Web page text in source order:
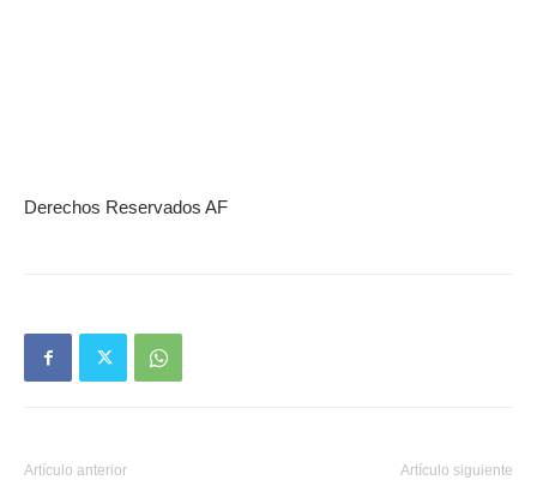
Derechos Reservados AF
Artículo anterior Artículo siguiente